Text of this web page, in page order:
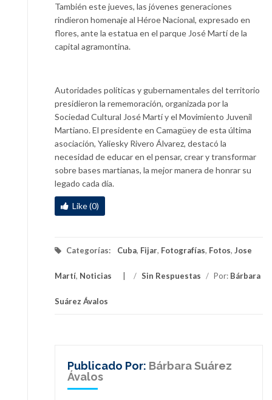
También este jueves, las jóvenes generaciones
rindieron homenaje al Héroe Nacional, expresado en
flores, ante la estatua en el parque José Martí de la
capital agramontina.
Autoridades políticas y gubernamentales del territorio
presidieron la rememoración, organizada por la
Sociedad Cultural José Martí y el Movimiento Juvenil
Martiano. El presidente en Camagüey de esta última
asociación, Yaliesky Rivero Álvarez, destacó la
necesidad de educar en el pensar, crear y transformar
sobre bases martianas, la mejor manera de honrar su
legado cada día.
Like (0)
Categorías: Cuba, Fijar, Fotografías, Fotos, Jose
Martí, Noticias / Sin Respuestas / Por: Bárbara
Suárez Ávalos
Publicado Por: Bárbara Suárez
Ávalos